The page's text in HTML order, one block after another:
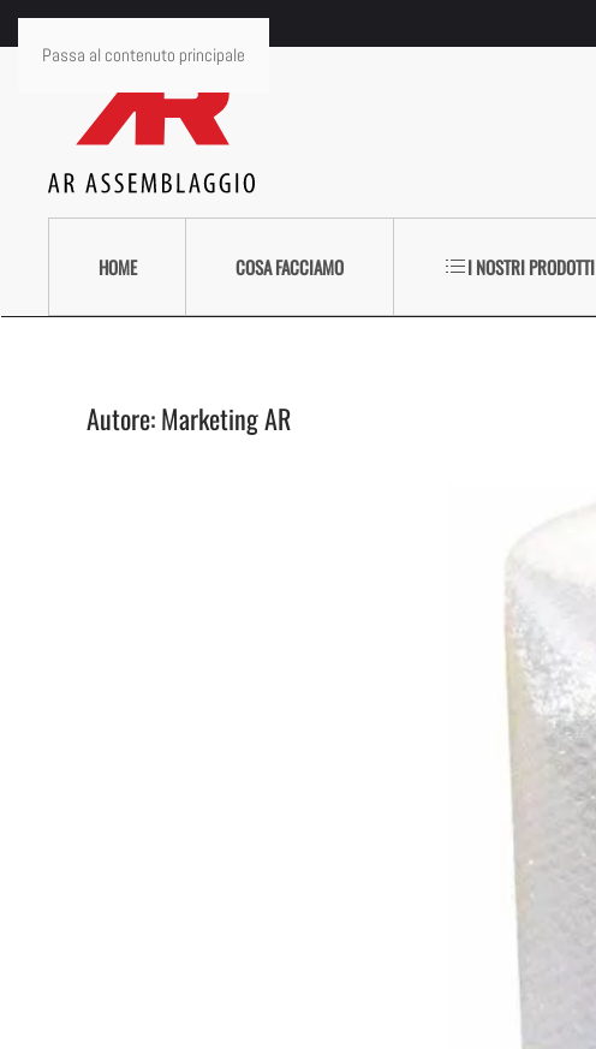
Passa al contenuto principale
HOME COSA FACCIAMO I NOSTRI PRODOTTI
Autore:Marketing AR